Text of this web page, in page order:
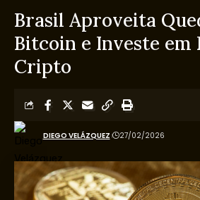
Brasil Aproveita
Bitcoin e Investe em
Cripto
DIEGO VELÁZQUEZ 27/02/2026